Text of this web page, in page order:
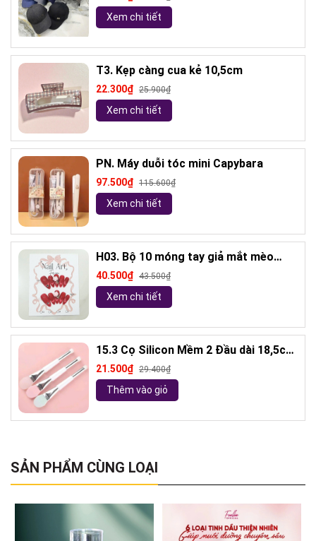
Xem chi tiết
T3. Kẹp càng cua kẻ 10,5cm
22.300₫ 25.900₫
Xem chi tiết
PN. Máy duỗi tóc mini Capybara
97.500₫ 115.600₫
Xem chi tiết
H03. Bộ 10 móng tay giả mắt mèo
kèm keo và giũa móng (ngẫu nhiên)
40.500₫ 43.500₫
Xem chi tiết
15.3 Cọ Silicon Mềm 2 Đầu dài 18,5cm
( ngẫu nhiên)
21.500₫ 29.400₫
Thêm vào giỏ
SẢN PHẨM CÙNG LOẠI